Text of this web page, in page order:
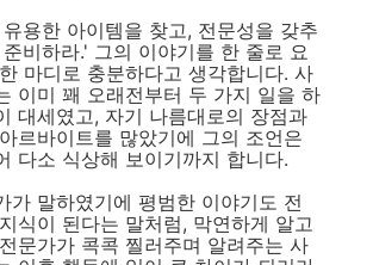
용한 아이템을 찾고, 전문성을 갖추
비하라.' 그의 이야기를 한 줄로 요
마디로 충분하다고 생각합니다. 사
이미 꽤 오래전부터 두 가지 일을 하
대세였고, 자기 나름대로의 장점과
르바이트를 많았기에 그의 조언은
다소 식상해 보이기까지 합니다.
가 말하였기에 평범한 이야기도 전
식이 된다는 말처럼, 막연하게 알고
문가가 콕콕 찔러주며 알려주는 사